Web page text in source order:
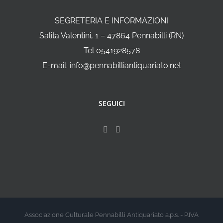
SEGRETERIA E INFORMAZIONI
Salita Valentini, 1 – 47864 Pennabilli (RN)
Tel 0541928578
E-mail: info@pennabilliantiquariato.net
SEGUICI
Associazione Culturale Pennabilli Antiquariato a.p.s. - P.IVA